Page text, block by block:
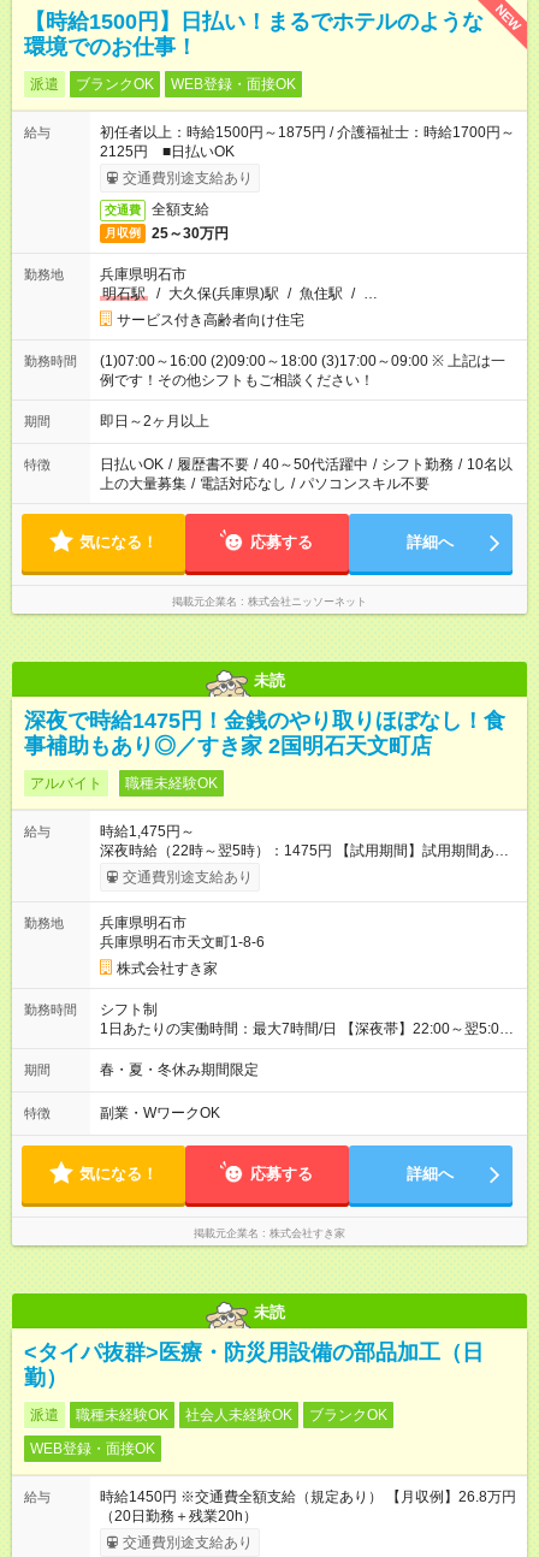
NEW
【時給1500円】日払い！まるでホテルのような
環境でのお仕事！
派遣 ブランクOK WEB登録・面接OK
給与
初任者以上：時給1500円～1875円 / 介護福祉士：時給1700円～
2125円 ■日払いOK
交通費別途支給あり
交通費 全額支給
月収例 25～30万円
勤務地
兵庫県明石市
明石駅
/ 大久保(兵庫県)駅 / 魚住駅 / …
サービス付き高齢者向け住宅
勤務時間
(1)07:00～16:00 (2)09:00～18:00 (3)17:00～09:00 ※ 上記は一
例です！その他シフトもご相談ください！
期間 即日～2ヶ月以上
特徴 日払いOK / 履歴書不要 / 40～50代活躍中 / シフト勤務 / 10名以
上の大量募集 / 電話対応なし / パソコンスキル不要
気になる！ 応募する 詳細へ
掲載元企業名 株式会社ニッソーネット
未読
深夜で時給1475円！金銭のやり取りほぼなし！食
事補助もあり◎／すき家 2国明石天文町店
アルバイト 職種未経験OK
給与
時給1,475円～
深夜時給（22時～翌5時）：1475円 【試用期間】試用期間あり
試用期間の長さ：1ヶ月 雇用形態、給与は本採用時と同じです。
試用期間の実態は30日（※条件変更なし）ですが、切り上げで
同時給）
交通費別途支給あり
勤務地
兵庫県明石市
兵庫県明石市天文町1-8-6
株式会社すき家
勤務時間
シフト制
1日あたりの実働時間：最大7時間/日 【深夜帯】22:00～翌5:00
週2日～・1日2h～OK◎ ※22:00から翌5:00までは18歳以上の方
のみ勤務可能です（18歳未満の深夜業務禁止のため） ★深夜で
す。 必ず、2名以上での勤務を行いますので、安心して働けま
す。
期間 春・夏・冬休み期間限定
特徴 副業・WワークOK
気になる！ 応募する 詳細へ
掲載元企業名 株式会社すき家
未読
<タイパ抜群>医療・防災用設備の部品加工（日
勤）
派遣 職種未経験OK 社会人未経験OK
ブランクOK
WEB登録・面接OK
給与
時給1450円 ※交通費全額支給（規定あり） 【月収例】26.8万円
（20日勤務＋残業20h）
交通費別途支給あり